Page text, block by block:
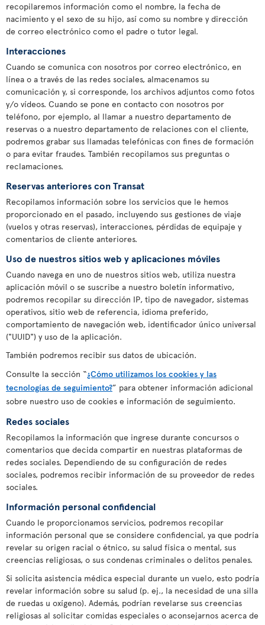
recopilaremos información como el nombre, la fecha de
nacimiento y el sexo de su hijo, así como su nombre y dirección
de correo electrónico como el padre o tutor legal.
Interacciones
Cuando se comunica con nosotros por correo electrónico, en
línea o a través de las redes sociales, almacenamos su
comunicación y, si corresponde, los archivos adjuntos como fotos
y/o vídeos. Cuando se pone en contacto con nosotros por
teléfono, por ejemplo, al llamar a nuestro departamento de
reservas o a nuestro departamento de relaciones con el cliente,
podremos grabar sus llamadas telefónicas con fines de formación
o para evitar fraudes. También recopilamos sus preguntas o
reclamaciones.
Reservas anteriores con Transat
Recopilamos información sobre los servicios que le hemos
proporcionado en el pasado, incluyendo sus gestiones de viaje
(vuelos y otras reservas), interacciones, pérdidas de equipaje y
comentarios de cliente anteriores.
Uso de nuestros sitios web y aplicaciones móviles
Cuando navega en uno de nuestros sitios web, utiliza nuestra
aplicación móvil o se suscribe a nuestro boletín informativo,
podremos recopilar su dirección IP, tipo de navegador, sistemas
operativos, sitio web de referencia, idioma preferido,
comportamiento de navegación web, identificador único universal
("UUID") y uso de la aplicación.
También podremos recibir sus datos de ubicación.
Consulte la sección “¿Cómo utilizamos los cookies y las
tecnologías de seguimiento?” para obtener información adicional
sobre nuestro uso de cookies e información de seguimiento.
Redes sociales
Recopilamos la información que ingrese durante concursos o
comentarios que decida compartir en nuestras plataformas de
redes sociales. Dependiendo de su configuración de redes
sociales, podremos recibir información de su proveedor de redes
sociales.
Información personal confidencial
Cuando le proporcionamos servicios, podremos recopilar
información personal que se considere confidencial, ya que podría
revelar su origen racial o étnico, su salud física o mental, sus
creencias religiosas, o sus condenas criminales o delitos penales.
Si solicita asistencia médica especial durante un vuelo, esto podría
revelar información sobre su salud (p. ej., la necesidad de una silla
de ruedas u oxígeno). Además, podrían revelarse sus creencias
religiosas al solicitar comidas especiales o aconsejarnos acerca de